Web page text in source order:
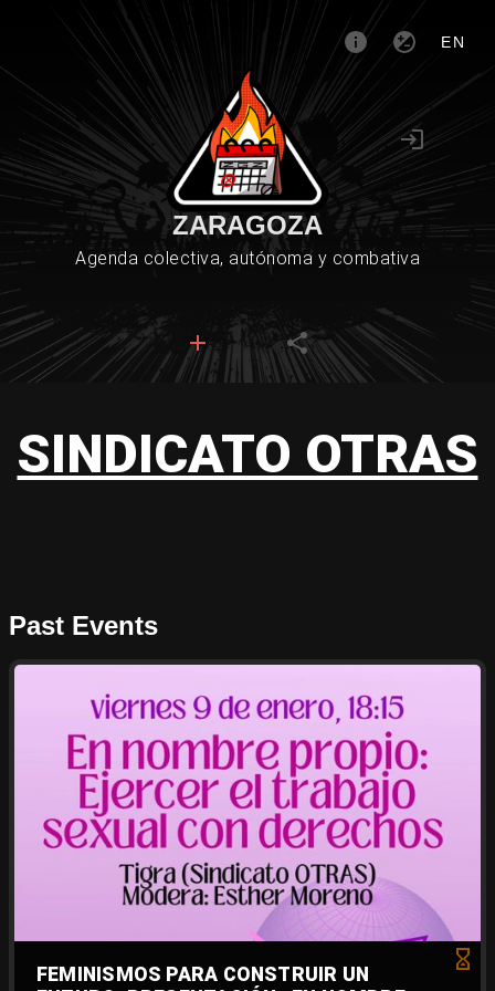
EN
ZARAGOZA
Agenda colectiva, autónoma y combativa
SINDICATO OTRAS
Past Events
FEMINISMOS PARA CONSTRUIR UN